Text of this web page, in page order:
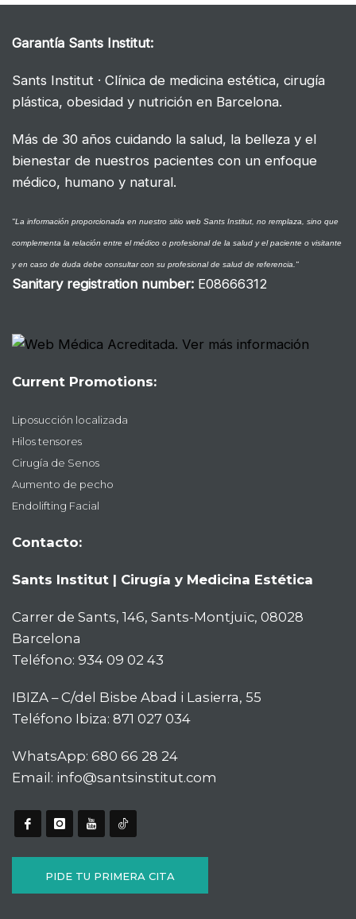
Garantía Sants Institut:
Sants Institut · Clínica de medicina estética, cirugía
plástica, obesidad y nutrición en Barcelona.
Más de 30 años cuidando la salud, la belleza y el
bienestar de nuestros pacientes con un enfoque
médico, humano y natural.
"La información proporcionada en nuestro sitio web Sants Institut, no remplaza, sino que
complementa la relación entre el médico o profesional de la salud y el paciente o visitante
y en caso de duda debe consultar con su profesional de salud de referencia."
Sanitary registration number: E08666312
Current Promotions:
Liposucción localizada
Hilos tensores
Cirugía de Senos
Aumento de pecho
Endolifting Facial
Contacto:
Sants Institut | Cirugía y Medicina Estética
Carrer de Sants, 146, Sants-Montjuïc, 08028
Barcelona
Teléfono: 934 09 02 43
IBIZA – C/del Bisbe Abad i Lasierra, 55
Teléfono Ibiza: 871 027 034
WhatsApp: 680 66 28 24
Email: info@santsinstitut.com
PIDE TU PRIMERA CITA